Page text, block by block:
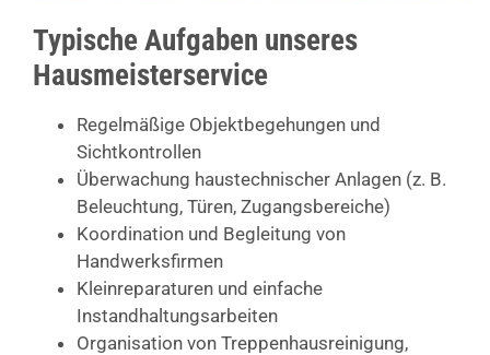
Typische Aufgaben unseres
Hausmeisterservice
Regelmäßige Objektbegehungen und
Sichtkontrollen
Überwachung haustechnischer Anlagen (z. B.
Beleuchtung, Türen, Zugangsbereiche)
Koordination und Begleitung von
Handwerksfirmen
Kleinreparaturen und einfache
Instandhaltungsarbeiten
Organisation von Treppenhausreinigung,